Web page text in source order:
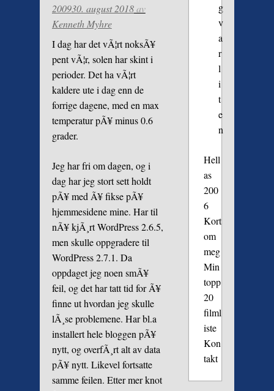
200930. august 2018av
Kenneth Myhre
I dag har det vÃ¦rt noksÃ¥
pent vÃ¦r, solen har skint i
perioder. Det ha vÃ¦rt
kaldere ute i dag enn de
forrige dagene, med en max
temperatur pÃ¥ minus 0.6
grader.
Jeg har fri om dagen, og i
dag har jeg stort sett holdt
pÃ¥ med Ã¥ fikse pÃ¥
hjemmesidene mine. Har til
nÃ¥ kjÃ¸rt WordPress 2.6.5,
men skulle oppgradere til
WordPress 2.7.1. Da
oppdaget jeg noen smÃ¥
feil, og det har tatt tid for Ã¥
finne ut hvordan jeg skulle
lÃ¸se problemene. Har bl.a
installert hele bloggen pÃ¥
nytt, og overfÃ¸rt alt av data
pÃ¥ nytt. Likevel fortsatte
samme feilen. Etter mer knot
g
v
a
r
l
i
t
e
n
Hell
as
200
6
Kort
om
meg
Min
topp
20
filml
iste
Kon
takt